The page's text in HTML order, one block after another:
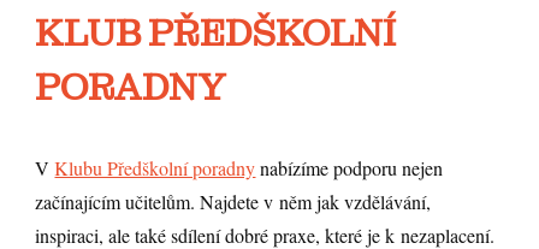
KLUB PŘEDŠKOLNÍ
PORADNY
VKlubu Předškolní poradnynabízíme podporu nejen
začínajícím učitelům. Najdete v něm jak vzdělávání,
inspiraci, ale také sdílení dobré praxe, které je k nezaplacení.